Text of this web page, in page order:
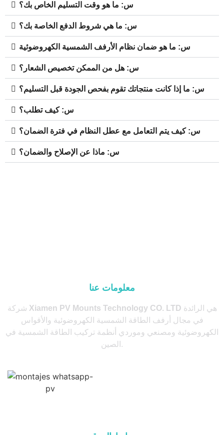
س: ما هو وقت التسليم الخاص بك؟
س: ما هي شروط الدفع الخاصة بك؟
س: ما هو ضمان نظام الأرفف الشمسية الكهروضوئية
س: هل من الممكن تخصيص الشعار؟
س: ما إذا كانت منتجاتك تقوم بفحص الجودة قبل التسليم؟
س: كيف تطلب؟
س: كيف يتم التعامل مع عطل النظام في فترة الضمان؟
س: ماذا عن الإصلاح والضمان؟
معلومات عنا
Xiamen PV Mounts Technology CO. LTD
في مجال أرفف الطاقة الشمسية الكهروضوئية والأقواس
الكهروضوئية ومصنعي وموردي أنظمة تركيب الطاقة الشمسية في
الصين.